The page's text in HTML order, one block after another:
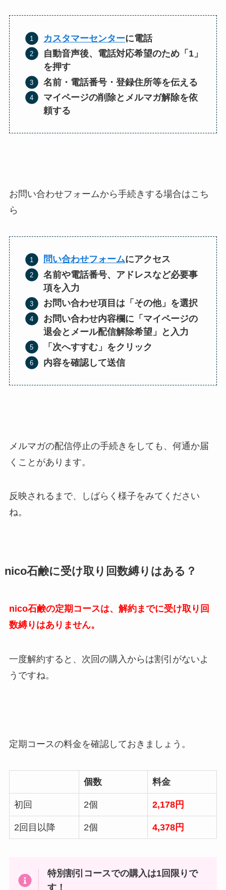
カスタマーセンターに電話
自動音声後、電話対応希望のため「1」
を押す
名前・電話番号・登録住所等を伝える
マイページの削除とメルマガ解除を依
頼する
お問い合わせフォームから手続きする場合はこち
ら
問い合わせフォームにアクセス
名前や電話番号、アドレスなど必要事
項を入力
お問い合わせ項目は「その他」を選択
お問い合わせ内容欄に「マイページの
退会とメール配信解除希望」と入力
「次へすすむ」をクリック
内容を確認して送信
メルマガの配信停止の手続きをしても、何通か届
くことがあります。
反映されるまで、しばらく様子をみてください
ね。
nico石鹸に受け取り回数縛りはある？
nico石鹸の定期コースは、解約までに受け取り回
数縛りはありません。
一度解約すると、次回の購入からは割引がないよ
うですね。
定期コースの料金を確認しておきましょう。
個数 料金
初回 2個 2,178円
2回目以降 2個 4,378円
特別割引コースでの購入は1回限りで
す！